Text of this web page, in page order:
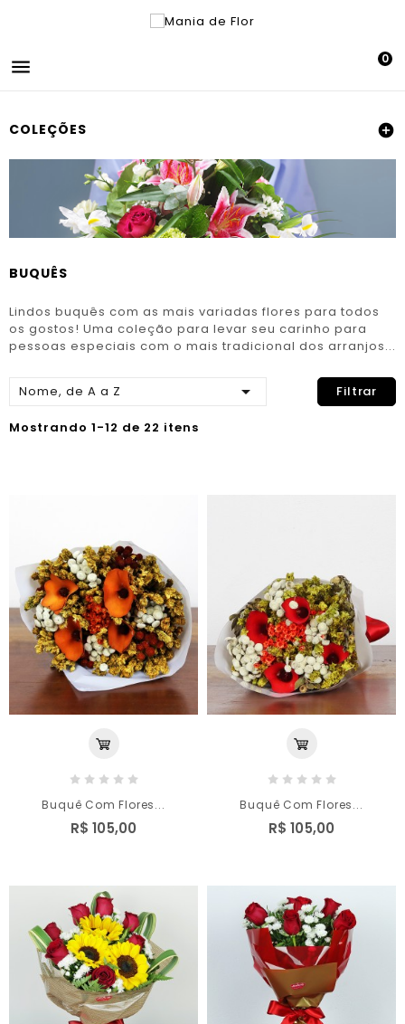
 0
COLEÇÕES 
BUQUÊS
Lindos buquês com as mais variadas flores para todos
os gostos! Uma coleção para levar seu carinho para
pessoas especiais com o mais tradicional dos arranjos...
Nome, de A a Z  Filtrar
Mostrando 1-12 de 22 itens
Buquê Com Flores...
R$ 105,00
Buquê Com Flores...
R$ 105,00